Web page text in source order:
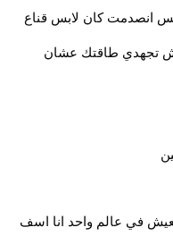
انصدمت كان لابس قناع
تجهدي طاقتك عشان
في عالم واحد انا اسف